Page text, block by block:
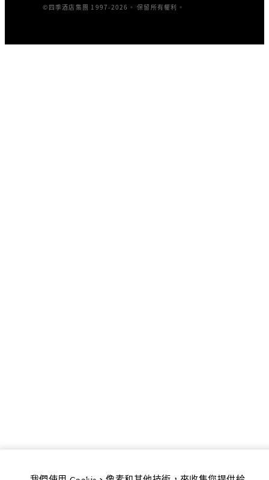
©四季酒店集團 1997-2026。 保留所有權利。